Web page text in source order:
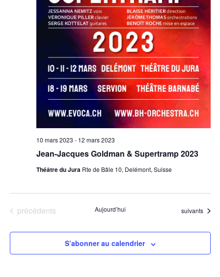
Jean-Jacques Goldman & Supertramp 2023
10 mars 2023 - 12 mars 2023
Théâtre du Jura Rte de Bâle 10, Delémont, Suisse
Évènements
précédents Aujourd’hui Évènements
suivants
S’abonner au calendrier